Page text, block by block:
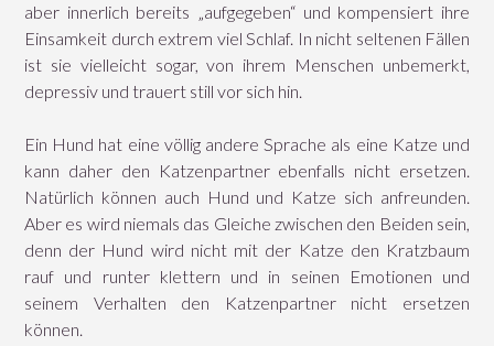
aber innerlich bereits „aufgegeben“ und kompensiert ihre
Einsamkeit durch extrem viel Schlaf. In nicht seltenen Fällen
ist sie vielleicht sogar, von ihrem Menschen unbemerkt,
depressiv und trauert still vor sich hin.
Ein Hund hat eine völlig andere Sprache als eine Katze und
kann daher den Katzenpartner ebenfalls nicht ersetzen.
Natürlich können auch Hund und Katze sich anfreunden.
Aber es wird niemals das Gleiche zwischen den Beiden sein,
denn der Hund wird nicht mit der Katze den Kratzbaum
rauf und runter klettern und in seinen Emotionen und
seinem Verhalten den Katzenpartner nicht ersetzen
können.